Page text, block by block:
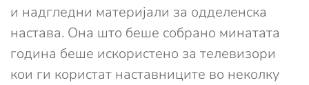
и надгледни материјали за одделенска
настава. Она што беше собрано минатата
година беше искористено за телевизори
кои ги користат наставниците во неколку